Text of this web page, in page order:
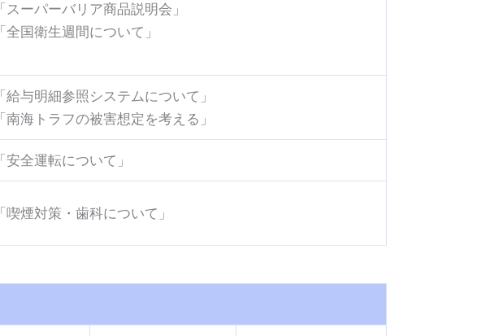
「スーパーバリア商品説明会」
「全国衛生週間について」
「給与明細参照システムについて」
「南海トラフの被害想定を考える」
「安全運転について」
「喫煙対策・歯科について」